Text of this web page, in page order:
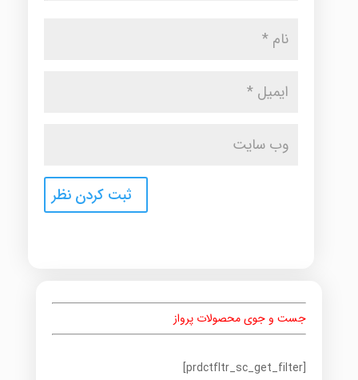
جست و جوی محصولات پرواز
[prdctfltr_sc_get_filter]